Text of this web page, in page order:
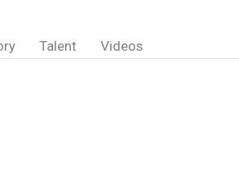
Talent Videos